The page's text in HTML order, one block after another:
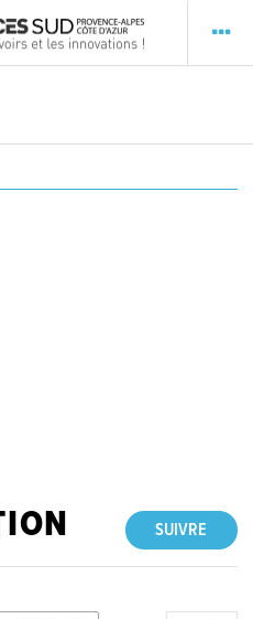
SUIVRE